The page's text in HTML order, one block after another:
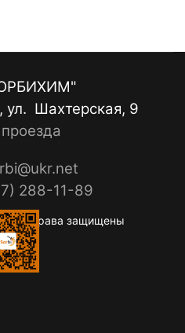
ул. Шахтерская, 9
Все права защищены
288-11-89